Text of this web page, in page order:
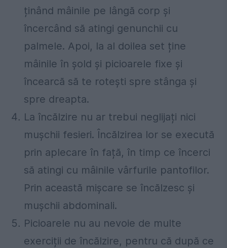
ținând mâinile pe lângă corp și
încercând să atingi genunchii cu
palmele. Apoi, la al doilea set ține
mâinile în șold și picioarele fixe și
încearcă să te rotești spre stânga și
spre dreapta.
La încălzire nu ar trebui neglijați nici
mușchii fesieri. Încălzirea lor se execută
prin aplecare în față, în timp ce încerci
să atingi cu mâinile vârfurile pantofilor.
Prin această mișcare se încălzesc și
mușchii abdominali.
Picioarele nu au nevoie de multe
exerciții de încălzire, pentru că după ce